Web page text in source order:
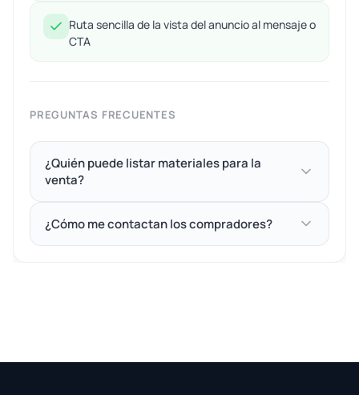
Ruta sencilla de la vista del anuncio al mensaje o
CTA
PREGUNTAS FRECUENTES
¿Quién puede listar materiales para la
venta?
¿Cómo me contactan los compradores?